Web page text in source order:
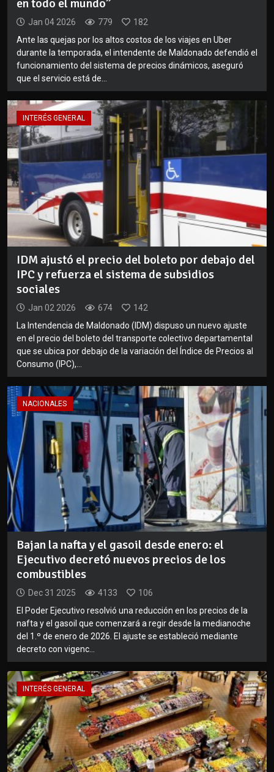
en todo el mundo”
Jan 04 2026 779
182
Ante las quejas por los altos costos de los viajes en Uber
durante la temporada, el intendente de Maldonado defendió el
funcionamiento del sistema de precios dinámicos, aseguró
que el servicio está de...
INTERÉS GENERAL
IDM ajustó el precio del boleto por debajo del
IPC y refuerza el sistema de subsidios
sociales
Jan 02 2026 674
142
La Intendencia de Maldonado (IDM) dispuso un nuevo ajuste
en el precio del boleto del transporte colectivo departamental
que se ubica por debajo de la variación del Índice de Precios al
Consumo (IPC),...
NACIONALES
Bajan la nafta y el gasoil desde enero: el
Ejecutivo decretó nuevos precios de los
combustibles
Dec 31 2025 4133
106
El Poder Ejecutivo resolvió una reducción en los precios de la
nafta y el gasoil que comenzará a regir desde la medianoche
del 1.º de enero de 2026. El ajuste se estableció mediante
decreto con vigenc...
INTERÉS GENERAL